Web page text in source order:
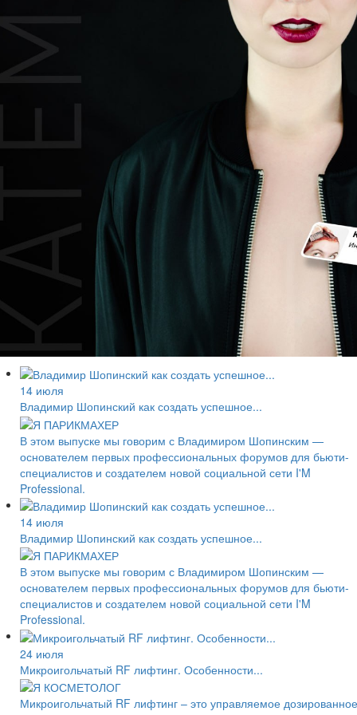
14 июля
Владимир Шопинский как создать успешное...
В этом выпуске мы говорим с Владимиром Шопинским —
основателем первых профессиональных форумов для бьюти-
специалистов и создателем новой социальной сети I'M
Professional.
14 июля
Владимир Шопинский как создать успешное...
В этом выпуске мы говорим с Владимиром Шопинским —
основателем первых профессиональных форумов для бьюти-
специалистов и создателем новой социальной сети I'M
Professional.
24 июля
Микроигольчатый RF лифтинг. Особенности...
Микроигольчатый RF лифтинг – это управляемое дозированное